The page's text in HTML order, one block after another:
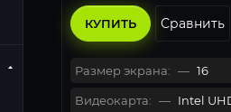
КУПИТЬ Сравнить
Размер экрана: — 16
Видеокарта: — Intel